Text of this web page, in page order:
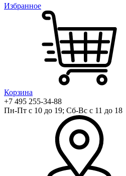
Избранное
Корзина
+7 495 255-34-88
Пн-Пт с 10 до 19; Сб-Вс с 11 до 18